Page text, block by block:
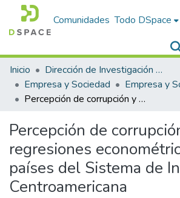
Comunidades Todo DSpace
Inicio
Dirección de Investigación y Proyección Social
Empresa y Sociedad
Empresa y
Percepción de corrupción y regresiones econométricas en los países del Sistema de Integración Centroamericana
Percepción de
regresiones
países del Sistema de
Centroamericana